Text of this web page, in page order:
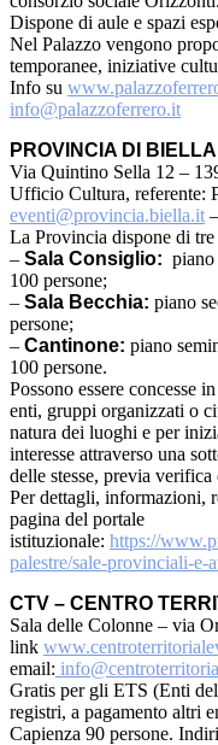
Dispone di aule e spazi
Nel Palazzo vengono
temporanee, iniziative
Info su
info@palazzoferrero.it
PROVINCIA DI BIELLA
Via Quintino Sella 12 –
Ufficio Cultura, referente:
eventi@provincia.biella.it
La Provincia dispone di tre
– Sala Consiglio: piano
100 persone;
– Sala Becchia: piano
persone;
– Cantinone: piano
100 persone.
Possono essere concesse
enti, gruppi organizzati o
natura dei luoghi e per
interesse attraverso una
delle stesse, previa
Per dettagli, informazioni,
pagina del portale
istituzionale: https://
palestre/sale-provinciali-e-
CTV – CENTRO
Sala delle Colonne – via
link
email:
Gratis per gli ETS (Enti
registri, a pagamento altri
Capienza 90 persone.